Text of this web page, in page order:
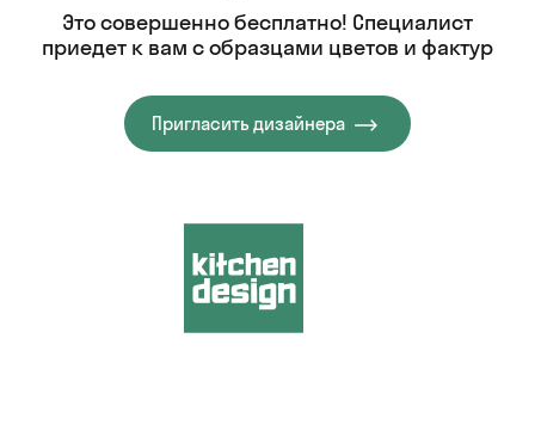
Это совершенно бесплатно! Специалист
приедет к вам с образцами цветов и фактур
Пригласить дизайнера